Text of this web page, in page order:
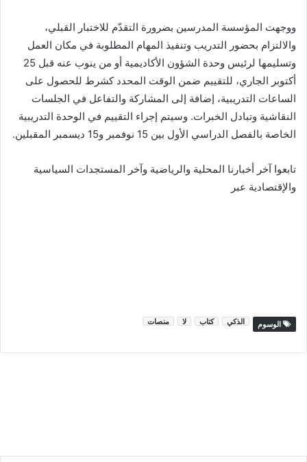
ووجهت المؤسسة المدرسين بضرورة التقدّم للاختبار القبلي،
والالتزام بحضور التدريب وتنفيذ المهام المطلوبة في مكان العمل
وتسليمها لرئيس وحدة الشؤون الأكاديمية أو من ينوب عنه قبل 25
أكتوبر الجاري، للتقييم ضمن الوقت المحدد كشرط للحصول على
الساعات التدريبية، إضافة إلى المشاركة والتفاعل في الجلسات
النقاشية وتبادل الخبرات. وسيتم إجراء التقييم في الوحدة التدريبية
الخاصة بالفصل الدراسي الأول بين 15 نوفمبر و15 ديسمبر المقبلين.
تابعوا آخر أخبارنا المحلية والرياضية وآخر المستجدات السياسية
والإقتصادية عبر
الوسوم الذكي كتاب لا منصات